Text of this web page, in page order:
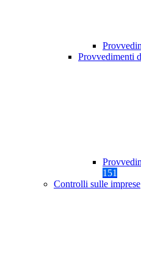
Provvedimenti
151
Controlli sulle imprese